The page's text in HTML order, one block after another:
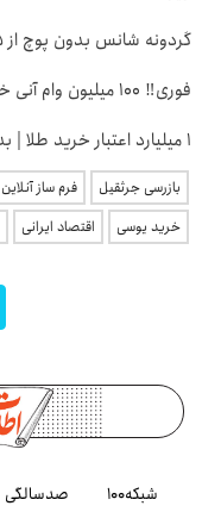
گردونه شانس بدون پوچ از PS5 تا آیفون17 و بیت کوین 🔥
فوری‼️ 100 میلیون وام آنی خرید طلا
۱ میلیارد اعتبار خرید طلا | بدون ضامن و چک
بازرسی جرثقیل فرم ساز آنلاین
خرید یوسی
اقتصاد ایرانی
شبکه۱۰۰ صدسالگی